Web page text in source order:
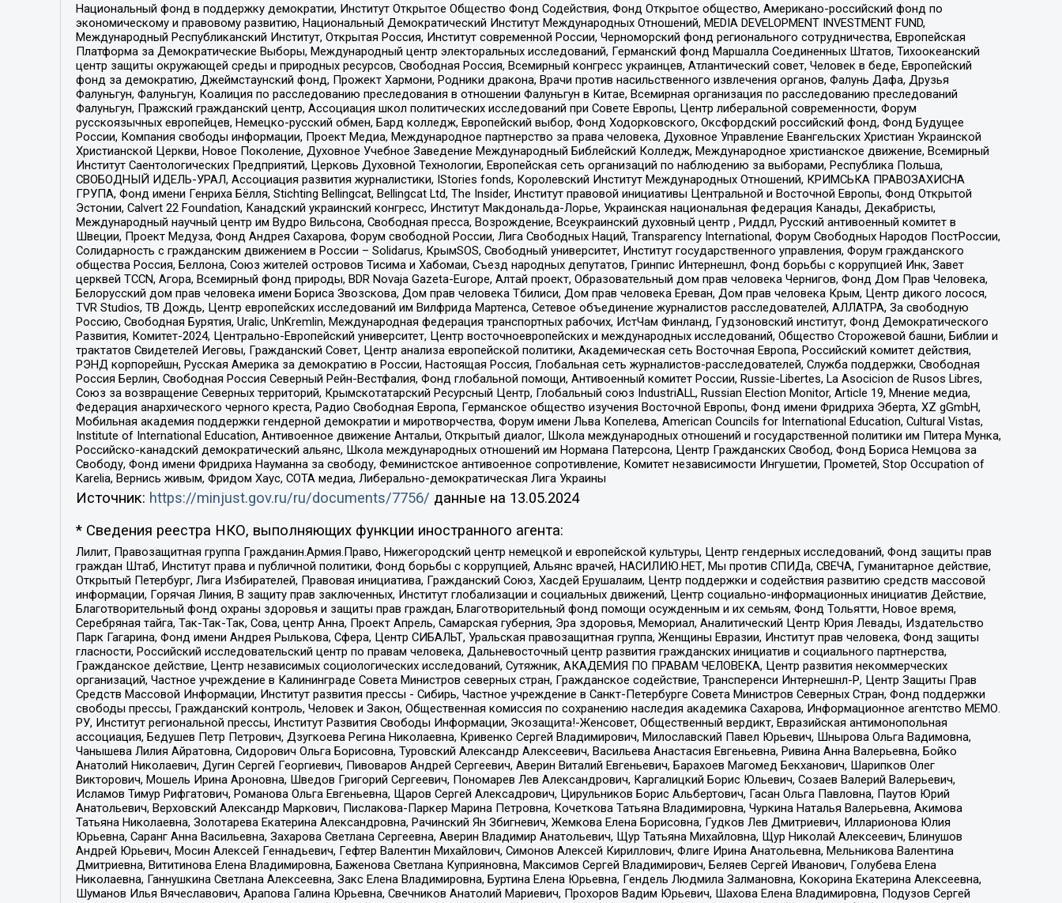
Национальный фонд в поддержку демократии, Институт Открытое Общество Фонд Содействия, Фонд Открытое общество, Американо-российский фонд по
экономическому и правовому развитию, Национальный Демократический Институт Международных Отношений, MEDIA DEVELOPMENT INVESTMENT FUND,
Международный Республиканский Институт, Открытая Россия, Институт современной России, Черноморский фонд регионального сотрудничества, Европейская
Платформа за Демократические Выборы, Международный центр электоральных исследований, Германский фонд Маршалла Соединенных Штатов, Тихоокеанский
центр защиты окружающей среды и природных ресурсов, Свободная Россия, Всемирный конгресс украинцев, Атлантический совет, Человек в беде, Европейский
фонд за демократию, Джеймстаунский фонд, Прожект Хармони, Родники дракона, Врачи против насильственного извлечения органов, Фалунь Дафа, Друзья
Фалуньгун, Фалуньгун, Коалиция по расследованию преследования в отношении Фалуньгун в Китае, Всемирная организация по расследованию преследований
Фалуньгун, Пражский гражданский центр, Ассоциация школ политических исследований при Совете Европы, Центр либеральной современности, Форум
русскоязычных европейцев, Немецко-русский обмен, Бард колледж, Европейский выбор, Фонд Ходорковского, Оксфордский российский фонд, Фонд Будущее
России, Компания свободы информации, Проект Медиа, Международное партнерство за права человека, Духовное Управление Евангельских Христиан Украинской
Христианской Церкви, Новое Поколение, Духовное Учебное Заведение Международный Библейский Колледж, Международное христианское движение, Всемирный
Институт Саентологических Предприятий, Церковь Духовной Технологии, Европейская сеть организаций по наблюдению за выборами, Республика Польша,
СВОБОДНЫЙ ИДЕЛЬ-УРАЛ, Ассоциация развития журналистики, IStories fonds, Королевский Институт Международных Отношений, КРИМСЬКА ПРАВОЗАХИСНА
ГРУПА, Фонд имени Генриха Бёлля, Stichting Bellingcat, Bellingcat Ltd, The Insider, Институт правовой инициативы Центральной и Восточной Европы, Фонд Открытой
Эстонии, Calvert 22 Foundation, Канадский украинский конгресс, Институт Макдональда-Лорье, Украинская национальная федерация Канады, Декабристы,
Международный научный центр им Вудро Вильсона, Свободная пресса, Возрождение, Всеукраинский духовный центр , Риддл, Русский антивоенный комитет в
Швеции, Проект Медуза, Фонд Андрея Сахарова, Форум свободной России, Лига Свободных Наций, Transparеncy International, Форум Свободных Народов ПостРоссии,
Солидарность с гражданским движением в России – Solidarus, КрымSOS, Свободный университет, Институт государственного управления, Форум гражданского
общества Россия, Беллона, Союз жителей островов Тисима и Хабомаи, Съезд народных депутатов, Гринпис Интернешнл, Фонд борьбы с коррупцией Инк, Завет
церквей TCCN, Агора, Всемирный фонд природы, BDR Novaja Gazeta-Europe, Алтай проект, Образовательный дом прав человека Чернигов, Фонд Дом Прав Человека,
Белорусский дом прав человека имени Бориса Звозскова, Дом прав человека Тбилиси, Дом прав человека Ереван, Дом прав человека Крым, Центр дикого лосося,
TVR Studios, ТВ Дождь, Центр европейских исследований им Вилфрида Мартенса, Сетевое объединение журналистов расследователей, АЛЛАТРА, За свободную
Россию, Свободная Бурятия, Uralic, UnKremlin, Международная федерация транспортных рабочих, ИстЧам Финланд, Гудзоновский институт, Фонд Демократического
Развития, Комитет-2024, Центрально-Европейский университет, Центр восточноевропейских и международных исследований, Общество Сторожевой башни, Библии и
трактатов Свидетелей Иеговы, Гражданский Совет, Центр анализа европейской политики, Академическая сеть Восточная Европа, Российский комитет действия,
РЭНД корпорейшн, Русская Америка за демократию в России, Настоящая Россия, Глобальная сеть журналистов-расследователей, Служба поддержки, Свободная
Россия Берлин, Свободная Россия Северный Рейн-Вестфалия, Фонд глобальной помощи, Антивоенный комитет России, Russie-Libertes, La Asocicion de Rusos Libres,
Союз за возвращение Северных территорий, Крымскотатарский Ресурсный Центр, Глобальный союз IndustriALL, Russian Election Monitor, Article 19, Мнение медиа,
Федерация анархического черного креста, Радио Свободная Европа, Германское общество изучения Восточной Европы, Фонд имени Фридриха Эберта, XZ gGmbH,
Мобильная академия поддержки гендерной демократии и миротворчества, Форум имени Льва Копелева, American Councils for International Education, Cultural Vistas,
Institute of International Education, Антивоенное движение Антальи, Открытый диалог, Школа международных отношений и государственной политики им Питера Мунка,
Российско-канадский демократический альянс, Школа международных отношений им Нормана Патерсона, Центр Гражданских Свобод, Фонд Бориса Немцова за
Свободу, Фонд имени Фридриха Науманна за свободу, Феминистское антивоенное сопротивление, Комитет независимости Ингушетии, Прометей, Stop Occupation of
Karelia, Вернись живым, Фридом Хаус, СОТА медиа, Либерально-демократическая Лига Украины
Источник: https://minjust.gov.ru/ru/documents/7756/ данные на 13.05.2024
* Сведения реестра НКО, выполняющих функции иностранного агента:
Лилит, Правозащитная группа Гражданин.Армия.Право, Нижегородский центр немецкой и европейской культуры, Центр гендерных исследований, Фонд защиты прав
граждан Штаб, Институт права и публичной политики, Фонд борьбы с коррупцией, Альянс врачей, НАСИЛИЮ.НЕТ, Мы против СПИДа, СВЕЧА, Гуманитарное действие,
Открытый Петербург, Лига Избирателей, Правовая инициатива, Гражданский Союз, Хасдей Ерушалаим, Центр поддержки и содействия развитию средств массовой
информации, Горячая Линия, В защиту прав заключенных, Институт глобализации и социальных движений, Центр социально-информационных инициатив Действие,
Благотворительный фонд охраны здоровья и защиты прав граждан, Благотворительный фонд помощи осужденным и их семьям, Фонд Тольятти, Новое время,
Серебряная тайга, Так-Так-Так, Сова, центр Анна, Проект Апрель, Самарская губерния, Эра здоровья, Мемориал, Аналитический Центр Юрия Левады, Издательство
Парк Гагарина, Фонд имени Андрея Рылькова, Сфера, Центр СИБАЛЬТ, Уральская правозащитная группа, Женщины Евразии, Институт прав человека, Фонд защиты
гласности, Российский исследовательский центр по правам человека, Дальневосточный центр развития гражданских инициатив и социального партнерства,
Гражданское действие, Центр независимых социологических исследований, Сутяжник, АКАДЕМИЯ ПО ПРАВАМ ЧЕЛОВЕКА, Центр развития некоммерческих
организаций, Частное учреждение в Калининграде Совета Министров северных стран, Гражданское содействие, Трансперенси Интернешнл-Р, Центр Защиты Прав
Средств Массовой Информации, Институт развития прессы - Сибирь, Частное учреждение в Санкт-Петербурге Совета Министров Северных Стран, Фонд поддержки
свободы прессы, Гражданский контроль, Человек и Закон, Общественная комиссия по сохранению наследия академика Сахарова, Информационное агентство МЕМО.
РУ, Институт региональной прессы, Институт Развития Свободы Информации, Экозащита!-Женсовет, Общественный вердикт, Евразийская антимонопольная
ассоциация, Бедушев Петр Петрович, Дзугкоева Регина Николаевна, Кривенко Сергей Владимирович, Милославский Павел Юрьевич, Шнырова Ольга Вадимовна,
Чанышева Лилия Айратовна, Сидорович Ольга Борисовна, Туровский Александр Алексеевич, Васильева Анастасия Евгеньевна, Ривина Анна Валерьевна, Бойко
Анатолий Николаевич, Дугин Сергей Георгиевич, Пивоваров Андрей Сергеевич, Аверин Виталий Евгеньевич, Барахоев Магомед Бекханович, Шарипков Олег
Викторович, Мошель Ирина Ароновна, Шведов Григорий Сергеевич, Пономарев Лев Александрович, Каргалицкий Борис Юльевич, Созаев Валерий Валерьевич,
Исламов Тимур Рифгатович, Романова Ольга Евгеньевна, Щаров Сергей Алексадрович, Цирульников Борис Альбертович, Гасан Ольга Павловна, Паутов Юрий
Анатольевич, Верховский Александр Маркович, Пислакова-Паркер Марина Петровна, Кочеткова Татьяна Владимировна, Чуркина Наталья Валерьевна, Акимова
Татьяна Николаевна, Золотарева Екатерина Александровна, Рачинский Ян Збигневич, Жемкова Елена Борисовна, Гудков Лев Дмитриевич, Илларионова Юлия
Юрьевна, Саранг Анна Васильевна, Захарова Светлана Сергеевна, Аверин Владимир Анатольевич, Щур Татьяна Михайловна, Щур Николай Алексеевич, Блинушов
Андрей Юрьевич, Мосин Алексей Геннадьевич, Гефтер Валентин Михайлович, Симонов Алексей Кириллович, Флиге Ирина Анатольевна, Мельникова Валентина
Дмитриевна, Вититинова Елена Владимировна, Баженова Светлана Куприяновна, Максимов Сергей Владимирович, Беляев Сергей Иванович, Голубева Елена
Николаевна, Ганнушкина Светлана Алексеевна, Закс Елена Владимировна, Буртина Елена Юрьевна, Гендель Людмила Залмановна, Кокорина Екатерина Алексеевна,
Шуманов Илья Вячеславович, Арапова Галина Юрьевна, Свечников Анатолий Мариевич, Прохоров Вадим Юрьевич, Шахова Елена Владимировна, Подузов Сергей